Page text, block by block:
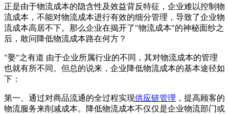
正是由于物流成本的隐含性及效益背反特征，企业难以控制物
流成本，不能对物流成本进行有效的细分管理，导致了企业物
流成本高居不下。那么企业在揭开了"物流成本"的神秘面纱之
后，敢问降低物流成本路在何方？
"娶"之有道 由于企业所属行业的不同，其对物流成本的管理
也就有所不同。但总的说来，企业降低物流成本的基本途径如
下：
第一、通过对商品流通的全过程实现供应链管理 ，提高顾客的
物流服务来削减成本。降低物流成本不仅仅是企业物流部门或